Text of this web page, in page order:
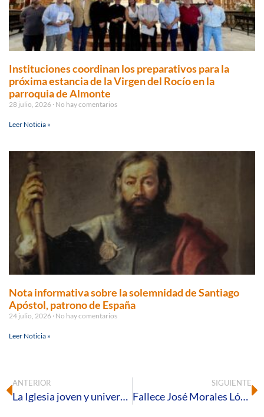
Instituciones coordinan los preparativos para la
próxima estancia de la Virgen del Rocío en la
parroquia de Almonte
28 julio, 2026 No hay comentarios
Leer Noticia »
Nota informativa sobre la solemnidad de Santiago
Apóstol, patrono de España
24 julio, 2026 No hay comentarios
Leer Noticia »
ANTERIOR
La Iglesia joven y universitaria de Huelva participa en los encuentros del Papa León XIV en Madrid
SIGUIENTE
Fallece José Morales López, canónigo emérito de la Catedral de Huelva